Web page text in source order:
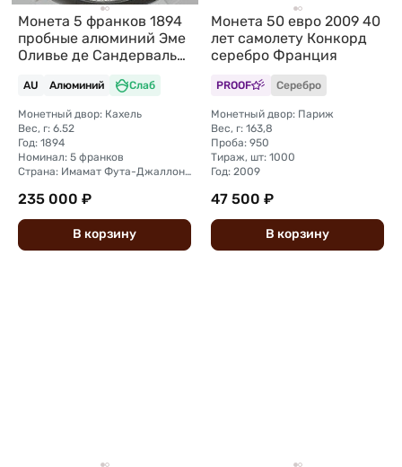
Монета 5 франков 1894
пробные алюминий Эме
Оливье де Сандерваль
слаб NGC AU Det.
AU Алюминий Слаб
Монетный двор: Кахель
Вес, г: 6.52
Год: 1894
Номинал: 5 франков
Страна: Имамат Фута-Джаллон / Ривьер-дю-Сюд, французская колония
235 000 ₽
В корзину
Монета 50 евро 2009 40
лет самолету Конкорд
серебро Франция
PROOF Серебро
Монетный двор: Париж
Вес, г: 163,8
Проба: 950
Тираж, шт: 1000
Год: 2009
47 500 ₽
В корзину